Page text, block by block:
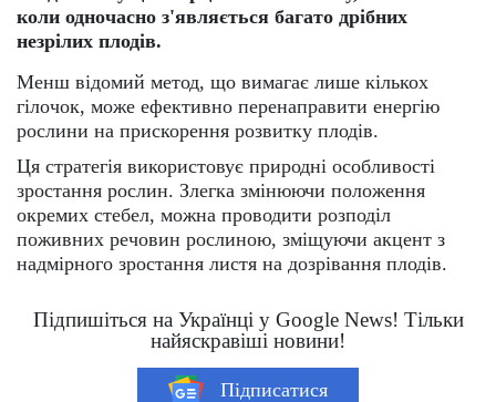
коли одночасно з'являється багато дрібних
незрілих плодів.
Менш відомий метод, що вимагає лише кількох
гілочок, може ефективно перенаправити енергію
рослини на прискорення розвитку плодів.
Ця стратегія використовує природні особливості
зростання рослин. Злегка змінюючи положення
окремих стебел, можна проводити розподіл
поживних речовин рослиною, зміщуючи акцент з
надмірного зростання листя на дозрівання плодів.
Підпишіться на Українці у Google News! Тільки
найяскравіші новини!
Підписатися